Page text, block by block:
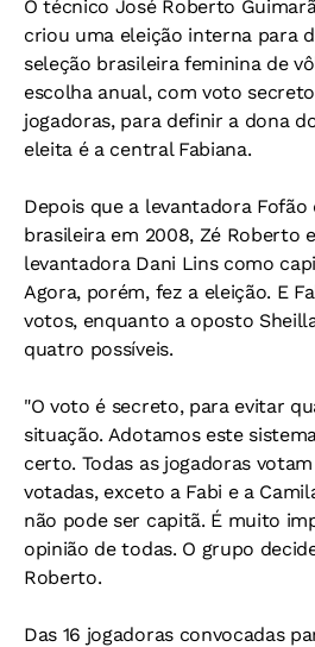
O técnico José Roberto
criou uma eleição interna para
seleção brasileira feminina de
escolha anual, com voto
jogadoras, para definir a dona
eleita é a central Fabiana.
Depois que a levantadora Fofão
brasileira em 2008, Zé Roberto
levantadora Dani Lins como
Agora, porém, fez a eleição. E
votos, enquanto a oposto
quatro possíveis.
"O voto é secreto, para evitar
situação. Adotamos este
certo. Todas as jogadoras
votadas, exceto a Fabi e a
não pode ser capitã. É muito
opinião de todas. O grupo
Roberto.
Das 16 jogadoras convocadas